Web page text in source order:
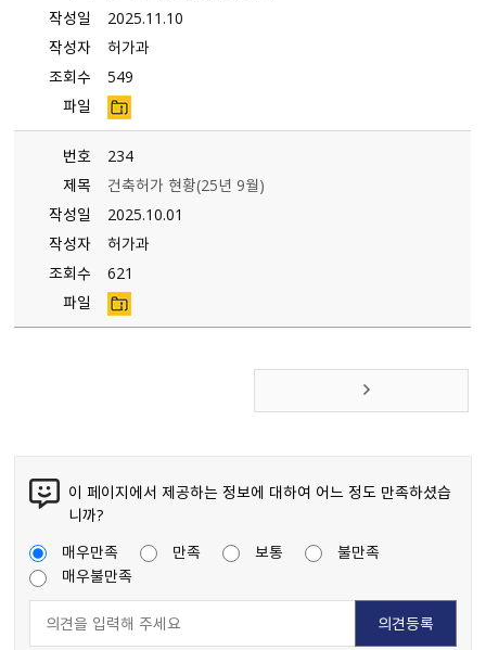
작성일
2025.11.10
작성자
허가과
조회수
549
파일
번호
234
제목
건축허가 현황(25년 9월)
작성일
2025.10.01
작성자
허가과
조회수
621
파일
이 페이지에서 제공하는 정보에 대하여 어느 정도 만족하셨습
니까?
매우만족
만족 보통
불만족
매우불만족